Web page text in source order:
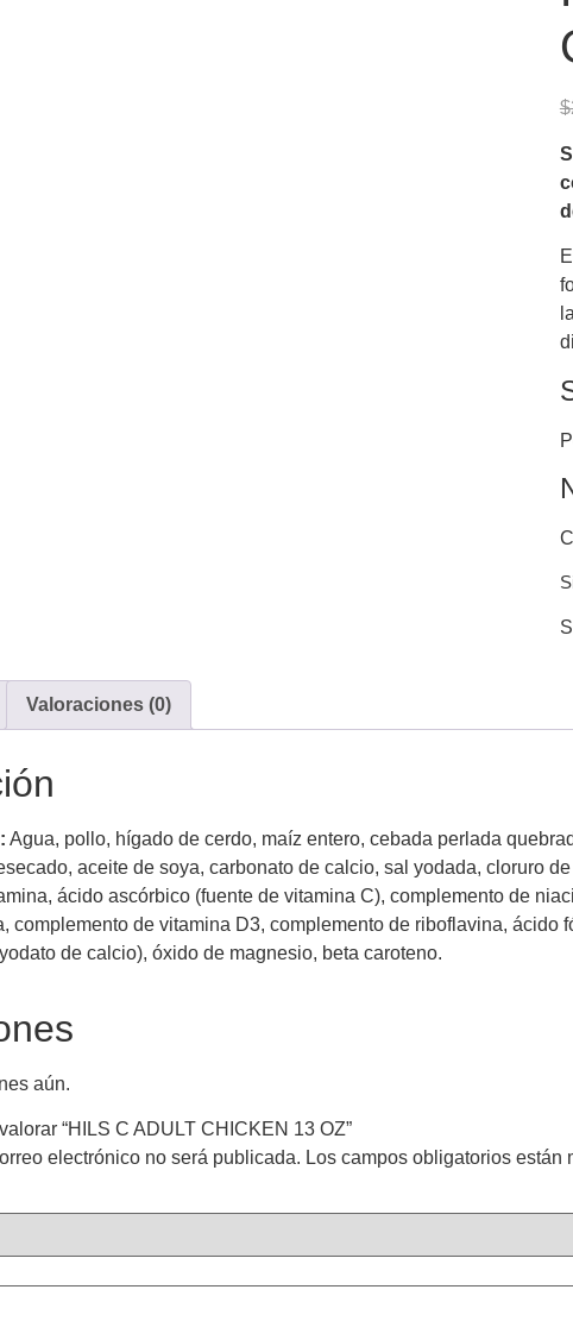
$
Valoraciones (0)
Agua, pollo, hígado de cerdo, maíz entero, cebada perlada
aceite de soya, carbonato de calcio, sal yodada, cloruro
ácido ascórbico (fuente de vitamina C), complemento de
complemento de vitamina D3, complemento de riboflavina,
de calcio), óxido de magnesio, beta caroteno.
aún.
“HILS C ADULT CHICKEN 13 OZ”
electrónico no será publicada. Los campos obligatorios están